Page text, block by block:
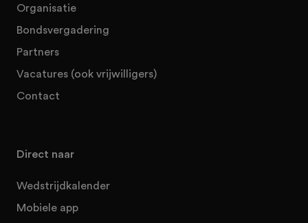
Organisatie
Bondsvergadering
Partners
Vacatures (ook vrijwilligers)
Contact
Direct naar
Wedstrijdkalender
Mobiele app